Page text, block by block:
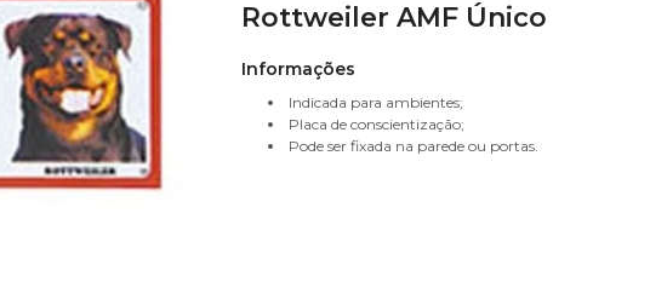
Rottweiler AMF Único
Informações
Indicada para ambientes;
Placa de conscientização;
Pode ser fixada na parede ou portas.